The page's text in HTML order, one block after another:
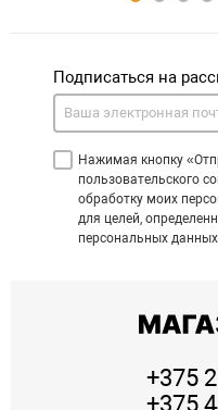
Подписаться на
Нажимая кнопку
пользовательского
обработку моих
для целей,
персональных
+375
+375